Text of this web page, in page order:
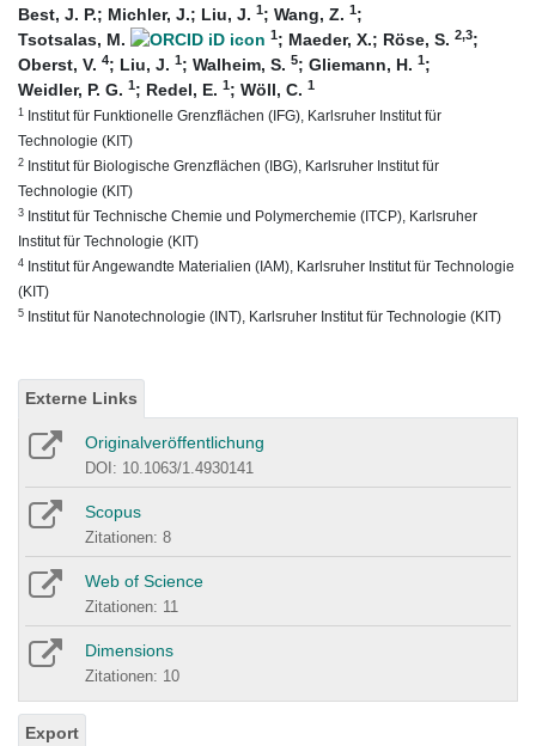
Best, J. P.; Michler, J.; Liu, J. 1; Wang, Z. 1;
Tsotsalas, M.
1; Maeder, X.; Röse, S. 2,3;
Oberst, V. 4; Liu, J. 1; Walheim, S. 5; Gliemann, H. 1;
Weidler, P. G. 1; Redel, E. 1; Wöll, C. 1
1 Institut für Funktionelle Grenzflächen (IFG), Karlsruher Institut für
Technologie (KIT)
2 Institut für Biologische Grenzflächen (IBG), Karlsruher Institut für
Technologie (KIT)
3 Institut für Technische Chemie und Polymerchemie (ITCP), Karlsruher
Institut für Technologie (KIT)
4 Institut für Angewandte Materialien (IAM), Karlsruher Institut für Technologie
(KIT)
5 Institut für Nanotechnologie (INT), Karlsruher Institut für Technologie (KIT)
Externe Links
Originalveröffentlichung
DOI: 10.1063/1.4930141
Scopus
Zitationen: 8
Web of Science
Zitationen: 11
Dimensions
Zitationen: 10
Export